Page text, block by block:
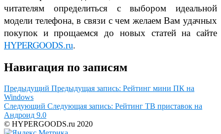
читателям определиться с выбором идеальной
модели телефона, в связи с чем желаем Вам удачных
покупок и прощаемся до новых статей на сайте
HYPERGOODS.ru.
Навигация по записям
Предыдущий Предыдущая запись: Рейтинг мини ПК на
Windows
Следующий Следующая запись: Рейтинг ТВ приставок на
Андроид 9.0
© HYPERGOODS.ru 2020